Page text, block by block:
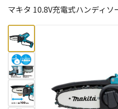
マキタ 10.8V充電式ハンディ